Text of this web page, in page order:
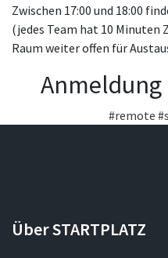
Zwischen 17:00 und 18:00
(jedes Team hat 10 Minuten
Raum weiter offen für
#remote
Über STARTPLATZ